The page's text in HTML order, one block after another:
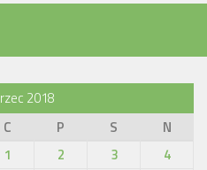
2018
C P S
N
1
2 3
4